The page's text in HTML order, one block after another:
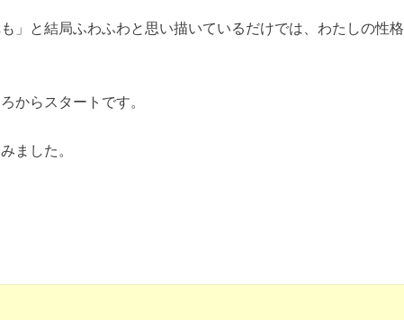
」と結局ふわふわと思い描いているだけでは、わたしの性格
からスタートです。
ました。